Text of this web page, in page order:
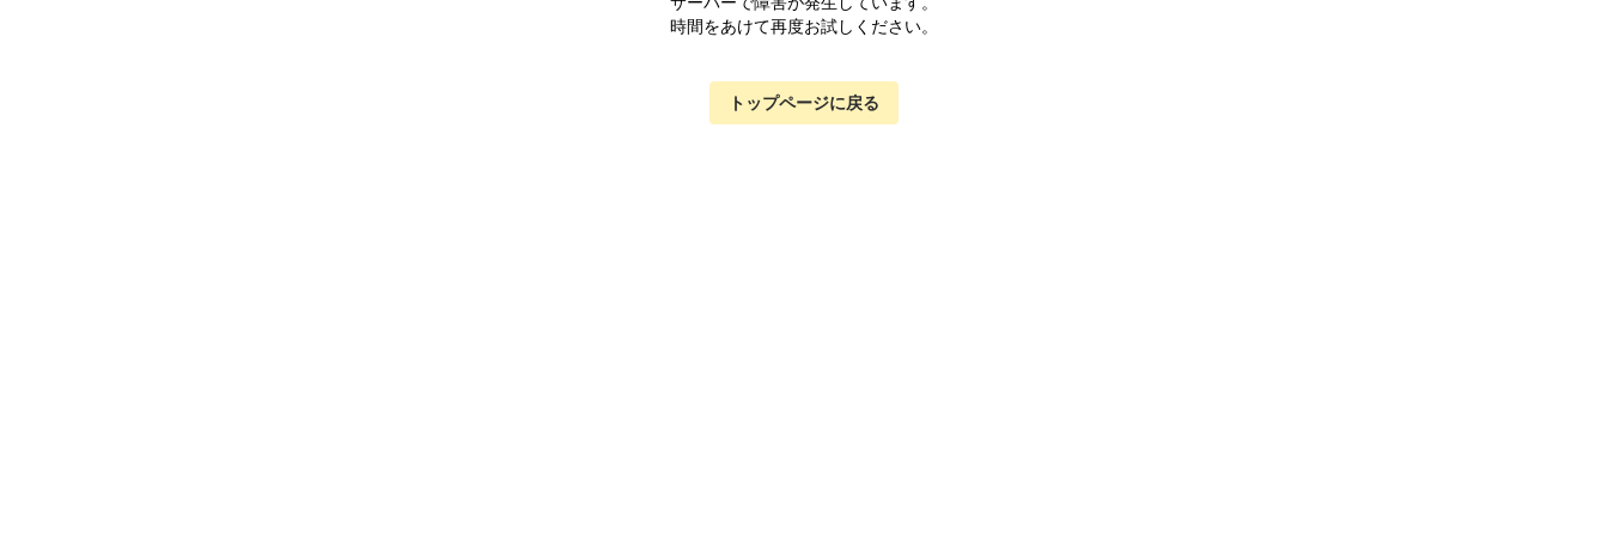
時間をあけて再度お試しください。
トップページに戻る